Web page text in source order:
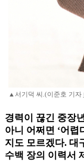
▲서기덕 씨.(이준호 기자
경력이 끊긴 중장
아니 어쩌면 ‘어렵
지도 모르겠다. 대
수백 장의 이력서